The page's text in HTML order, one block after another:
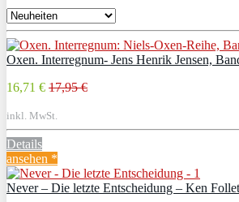
Oxen. Interregnum- Jens Henrik Jensen,
16,71 € 17,95 €
inkl. MwSt.
Details
ansehen *
Never – Die letzte Entscheidung – Ken